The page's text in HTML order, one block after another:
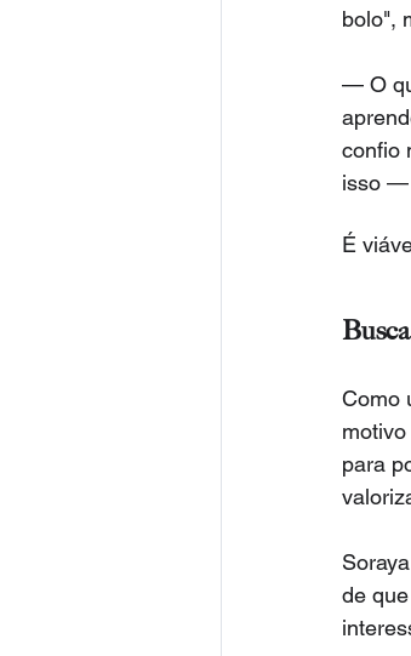
bolo",
— O
confio
isso —
É
Como
para
de